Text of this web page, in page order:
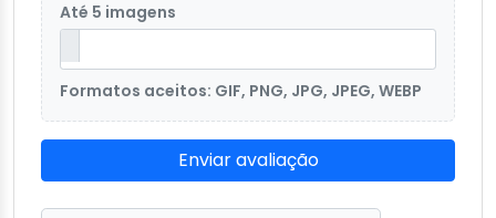
Até 5 imagens
Formatos aceitos: GIF, PNG, JPG, JPEG, WEBP
Enviar avaliação